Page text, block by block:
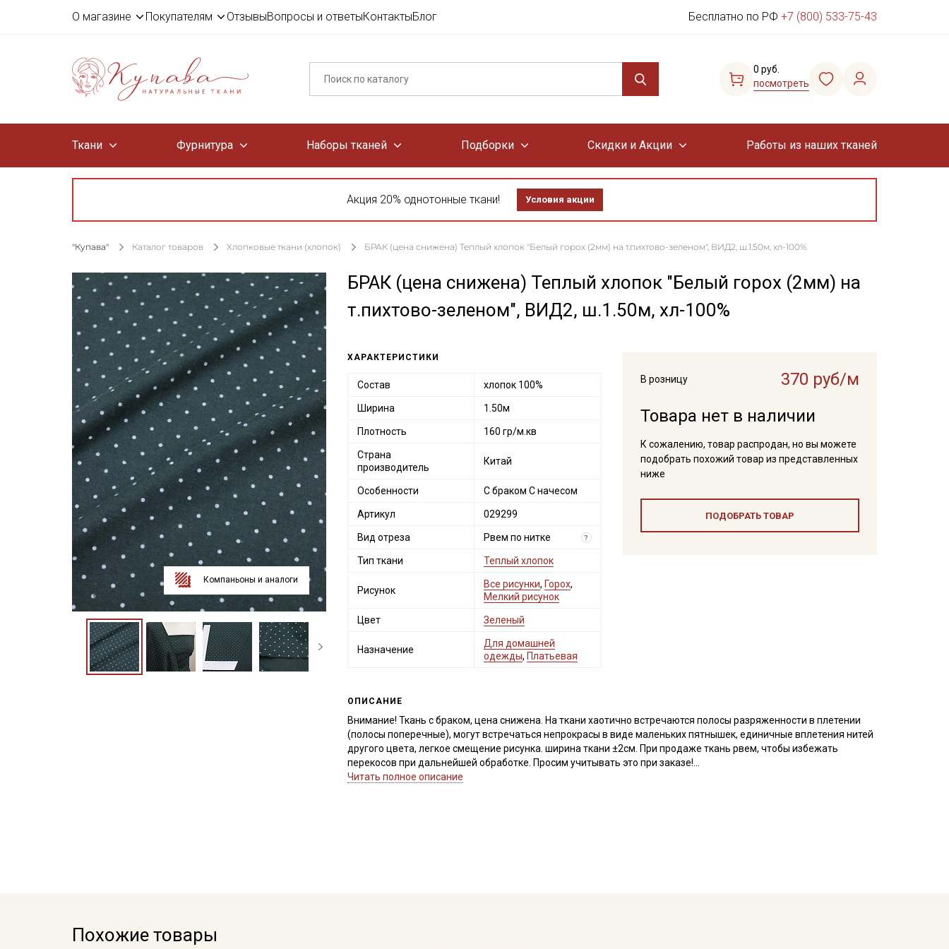
О магазине Покупателям ОтзывыВопросы и ответыКонтактыБлог Бесплатно по РФ +7 (800) 533-75-43
0 руб.
посмотреть
Ткани Фурнитура Наборы тканей Подборки Скидки и Акции Работы из наших тканей
Акция 20% однотонные ткани! Условия акции
"Купава" Каталог товаров Хлопковые ткани (хлопок) БРАК (цена снижена) Теплый хлопок "Белый горох (2мм) на т.пихтово-зеленом", ВИД2, ш.1.50м, хл-100%
Компаньоны и аналоги
БРАК (цена снижена) Теплый хлопок "Белый горох (2мм) на
т.пихтово-зеленом", ВИД2, ш.1.50м, хл-100%
В розницу
370 руб/м
Товара нет в наличии
К сожалению, товар распродан, но вы можете
подобрать похожий товар из представленных
ниже
ПОДОБРАТЬ ТОВАР
ХАРАКТЕРИСТИКИ
Состав хлопок 100%
Ширина 1.50м
Плотность 160 гр/м.кв
Страна
производитель
Китай
Особенности С браком С начесом
Артикул 029299
Вид отреза Рвем по нитке ?
Тип ткани Теплый хлопок
Рисунок
Все рисунки, Горох,
Мелкий рисунок
Цвет Зеленый
Назначение
Для домашней
одежды, Платьевая
ОПИСАНИЕ
Внимание! Ткань с браком, цена снижена. На ткани хаотично встречаются полосы разряженности в плетении
(полосы поперечные), могут встречаться непрокрасы в виде маленьких пятнышек, единичные вплетения нитей
другого цвета, легкое смещение рисунка. ширина ткани ±2см. При продаже ткань рвем, чтобы избежать
перекосов при дальнейшей обработке. Просим учитывать это при заказе!
Читать полное описание
Похожие товары